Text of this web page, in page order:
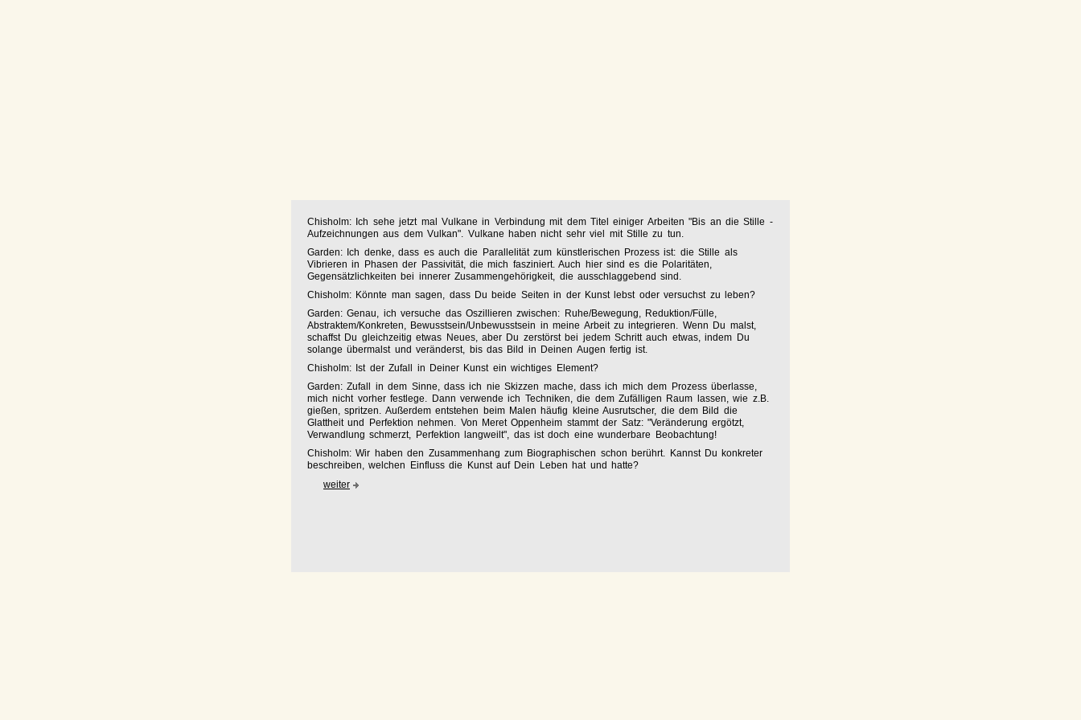
Chisholm: Ich sehe jetzt mal Vulkane in Verbindung mit dem Titel einiger Arbeiten "Bis an die Stille -
Aufzeichnungen aus dem Vulkan". Vulkane haben nicht sehr viel mit Stille zu tun.
Garden: Ich denke, dass es auch die Parallelität zum künstlerischen Prozess ist: die Stille als
Vibrieren in Phasen der Passivität, die mich fasziniert. Auch hier sind es die Polaritäten,
Gegensätzlichkeiten bei innerer Zusammengehörigkeit, die ausschlaggebend sind.
Chisholm: Könnte man sagen, dass Du beide Seiten in der Kunst lebst oder versuchst zu leben?
Garden: Genau, ich versuche das Oszillieren zwischen: Ruhe/Bewegung, Reduktion/Fülle,
Abstraktem/Konkreten, Bewusstsein/Unbewusstsein in meine Arbeit zu integrieren. Wenn Du malst,
schaffst Du gleichzeitig etwas Neues, aber Du zerstörst bei jedem Schritt auch etwas, indem Du
solange übermalst und veränderst, bis das Bild in Deinen Augen fertig ist.
Chisholm: Ist der Zufall in Deiner Kunst ein wichtiges Element?
Garden: Zufall in dem Sinne, dass ich nie Skizzen mache, dass ich mich dem Prozess überlasse,
mich nicht vorher festlege. Dann verwende ich Techniken, die dem Zufälligen Raum lassen, wie z.B.
gießen, spritzen. Außerdem entstehen beim Malen häufig kleine Ausrutscher, die dem Bild die
Glattheit und Perfektion nehmen. Von Meret Oppenheim stammt der Satz: "Veränderung ergötzt,
Verwandlung schmerzt, Perfektion langweilt", das ist doch eine wunderbare Beobachtung!
Chisholm: Wir haben den Zusammenhang zum Biographischen schon berührt. Kannst Du konkreter
beschreiben, welchen Einfluss die Kunst auf Dein Leben hat und hatte?
weiter